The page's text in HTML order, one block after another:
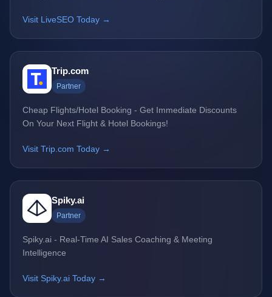
Visit LiveSEO Today →
Trip.com
Partner
Cheap Flights/Hotel Booking - Get Immediate Discounts
On Your Next Flight & Hotel Bookings!
Visit Trip.com Today →
Spiky.ai
Partner
Spiky.ai - Real-Time AI Sales Coaching & Meeting
Intelligence
Visit Spiky.ai Today →